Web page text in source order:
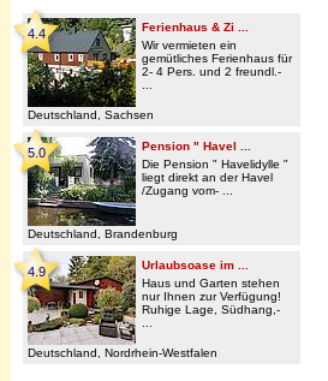
Ferienhaus & Zi ...
Wir vermieten ein
gemütliches Ferienhaus für
2- 4 Pers. und 2 freundl.-
Deutschland, Sachsen
4.4
Pension " Havel ...
Die Pension " Havelidylle "
liegt direkt an der Havel
/Zugang vom- ...
Deutschland, Brandenburg
5.0
Urlaubsoase im ...
Haus und Garten stehen
nur Ihnen zur Verfügung!
Ruhige Lage, Südhang,-
Deutschland, Nordrhein-Westfalen
4.9